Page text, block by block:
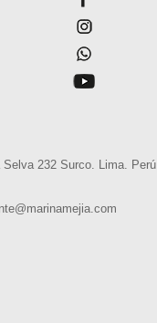
Selva 232 Surco. Lima. Perú